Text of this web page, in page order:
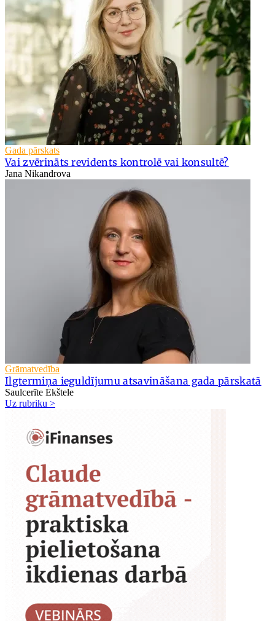
Gada pārskats
Vai zvērināts revidents kontrolē vai konsultē?
Jana Nikandrova
Grāmatvedība
Ilgtermiņa ieguldījumu atsavināšana gada pārskatā
Saulcerīte Ekštele
Uz rubriku >